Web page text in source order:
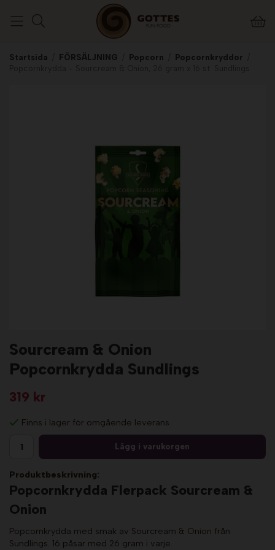
Startsida FÖRSÄLJNING Popcorn Popcornkryddor
Sourcream & Onion
Popcornkrydda Sundlings
319 kr
Finns i lager för omgående leverans
Lägg i varukorgen
Produktbeskrivning:
Popcornkrydda Flerpack Sourcream &
Onion
Popcornkrydda med smak av Sourcream & Onion från
Sundlings. 16 påsar med 26 gram i varje.